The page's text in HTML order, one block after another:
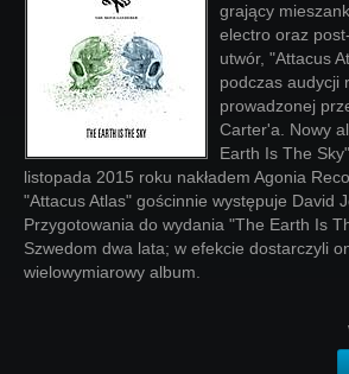
grający
electro oraz
utwór, "Attacus
podczas audycji
prowadzonej
Carter'a. Nowy
Earth Is The
listopada 2015 roku nakładem Agonia
"Attacus Atlas" gościnnie występuje David
Przygotowania do wydania "The Earth Is
Szwedom dwa lata; w efekcie dostarczyli
wielowymiarowy album.